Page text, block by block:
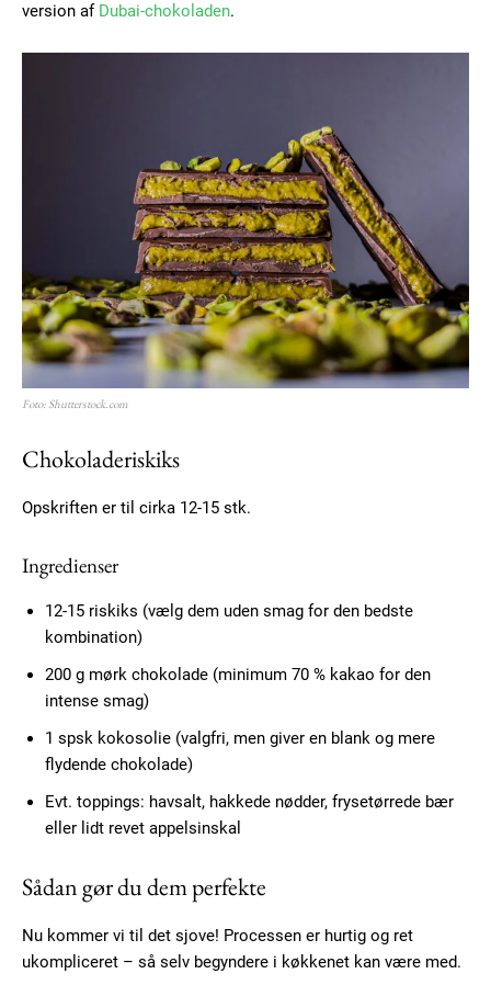
Subscription Plans
version af Dubai-chokoladen.
Foto: Shutterstock.com
Chokoladeriskiks
Opskriften er til cirka 12-15 stk.
Ingredienser
12-15 riskiks (vælg dem uden smag for den bedste
kombination)
200 g mørk chokolade (minimum 70 % kakao for den
intense smag)
1 spsk kokosolie (valgfri, men giver en blank og mere
flydende chokolade)
Evt. toppings: havsalt, hakkede nødder, frysetørrede bær
eller lidt revet appelsinskal
Sådan gør du dem perfekte
Nu kommer vi til det sjove! Processen er hurtig og ret
ukompliceret – så selv begyndere i køkkenet kan være med.